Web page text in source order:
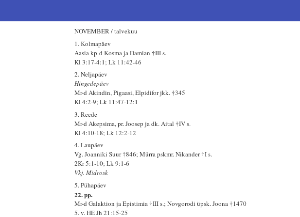
NOVEMBER / talvekuu
1. Kolmapäev
Aasia kp-d Kosma ja Damian †III s.
Kl 3:17-4:1; Lk 11:42-46
2. Neljapäev
Hingedepäev
Mr-d Akindin, Pigaasi, Elpidifor jkk. †345
Kl 4:2-9; Lk 11:47-12:1
3. Reede
Mr-d Akepsima, pr. Joosep ja dk. Aital †IV s.
Kl 4:10-18; Lk 12:2-12
4. Laupäev
Vg. Joanniki Suur †846; Mürra pskmr. Nikander †I s.
2Kr 5:1-10; Lk 9:1-6
Vkj. Midrosk
5. Pühapäev
22. pp.
Mr-d Galaktion ja Epistimia †III s.; Novgorodi üpsk. Joona †1470
5. v. HE Jh 21:15-25